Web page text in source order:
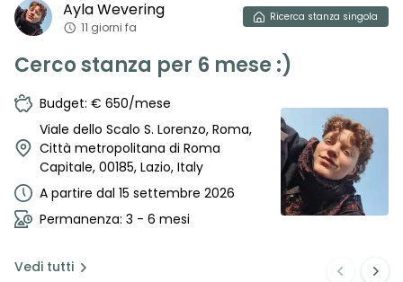
AylaWevering
11 giorni fa
Ricerca stanza singola
Cerco stanza per 6 mese :)
Budget: € 650/mese
Viale dello Scalo S. Lorenzo, Roma,
Città metropolitana di Roma
Capitale, 00185, Lazio, Italy
A partire dal 15 settembre 2026
Permanenza: 3 - 6 mesi
Vedi tutti